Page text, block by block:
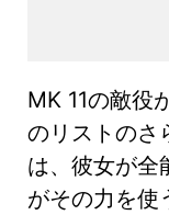
MK 11の敵役
のリストのさ
は、彼女が全
がその力を使